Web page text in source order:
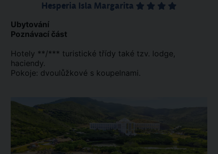
Hesperia Isla Margarita
Ubytování
Poznávací část
Hotely **/*** turistické třídy také tzv. lodge,
haciendy.
Pokoje: dvoulůžkové s koupelnami.